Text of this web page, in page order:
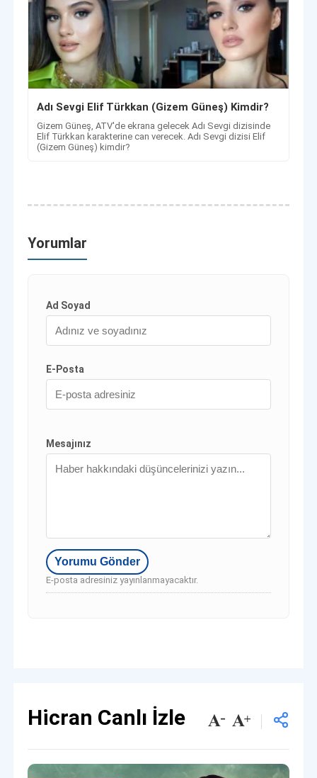
Adı Sevgi Elif Türkkan (Gizem Güneş) Kimdir?
Gizem Güneş, ATV'de ekrana gelecek Adı Sevgi dizisinde
Elif Türkkan karakterine can verecek. Adı Sevgi dizisi Elif
(Gizem Güneş) kimdir?
Yorumlar
Ad Soyad
E-Posta
Mesajınız
E-posta adresiniz yayınlanmayacaktır.
Hicran Canlı İzle